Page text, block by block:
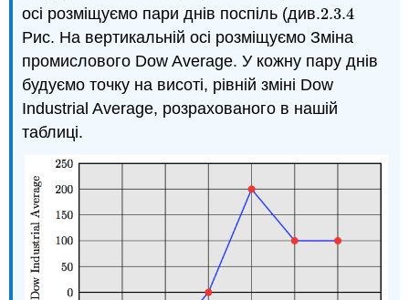
осі розміщуємо пари днів поспіль (див.2.3.4
2.3.4
Рис. На вертикальній осі розміщуємо Зміна
промислового Dow Average. У кожну пару днів
будуємо точку на висоті, рівній зміні Dow
Industrial Average, розрахованого в нашій
таблиці.